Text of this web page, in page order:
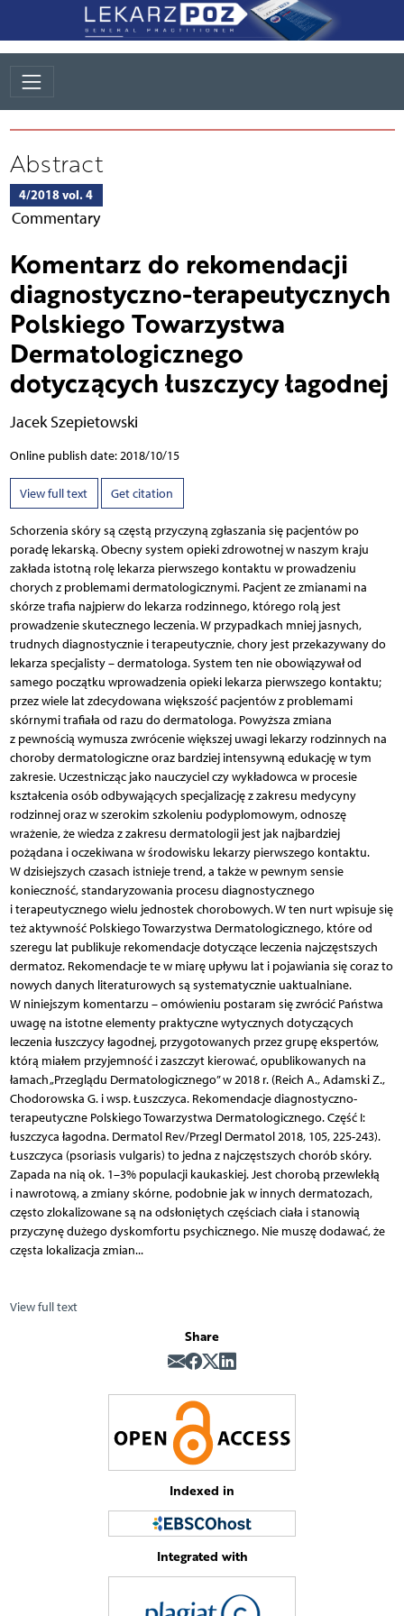
Abstract
4/2018 vol. 4
Commentary
Komentarz do rekomendacji
diagnostyczno-terapeutycznych
Polskiego Towarzystwa
Dermatologicznego
dotyczących łuszczycy łagodnej
Jacek Szepietowski
Online publish date: 2018/10/15
View full text Get citation
Schorzenia skóry są częstą przyczyną zgłaszania się pacjentów po
poradę lekarską. Obecny system opieki zdrowotnej w naszym kraju
zakłada istotną rolę lekarza pierwszego kontaktu w prowadzeniu
chorych z problemami dermatologicznymi. Pacjent ze zmianami na
skórze trafia najpierw do lekarza rodzinnego, którego rolą jest
prowadzenie skutecznego leczenia. W przypadkach mniej jasnych,
trudnych diagnostycznie i terapeutycznie, chory jest przekazywany do
lekarza specjalisty – dermatologa. System ten nie obowiązywał od
samego początku wprowadzenia opieki lekarza pierwszego kontaktu;
przez wiele lat zdecydowana większość pacjentów z problemami
skórnymi trafiała od razu do dermatologa. Powyższa zmiana
z pewnością wymusza zwrócenie większej uwagi lekarzy rodzinnych na
choroby dermatologiczne oraz bardziej intensywną edukację w tym
zakresie. Uczestnicząc jako nauczyciel czy wykładowca w procesie
kształcenia osób odbywających specjalizację z zakresu medycyny
rodzinnej oraz w szerokim szkoleniu podyplomowym, odnoszę
wrażenie, że wiedza z zakresu dermatologii jest jak najbardziej
pożądana i oczekiwana w środowisku lekarzy pierwszego kontaktu.
W dzisiejszych czasach istnieje trend, a także w pewnym sensie
konieczność, standaryzowania procesu diagnostycznego
i terapeutycznego wielu jednostek chorobowych. W ten nurt wpisuje się
też aktywność Polskiego Towarzystwa Dermatologicznego, które od
szeregu lat publikuje rekomendacje dotyczące leczenia najczęstszych
dermatoz. Rekomendacje te w miarę upływu lat i pojawiania się coraz to
nowych danych literaturowych są systematycznie uaktualniane.
W niniejszym komentarzu – omówieniu postaram się zwrócić Państwa
uwagę na istotne elementy praktyczne wytycznych dotyczących
leczenia łuszczycy łagodnej, przygotowanych przez grupę ekspertów,
którą miałem przyjemność i zaszczyt kierować, opublikowanych na
łamach „Przeglądu Dermatologicznego” w 2018 r. (Reich A., Adamski Z.,
Chodorowska G. i wsp. Łuszczyca. Rekomendacje diagnostyczno-
terapeutyczne Polskiego Towarzystwa Dermatologicznego. Część I:
łuszczyca łagodna. Dermatol Rev/Przegl Dermatol 2018, 105, 225-243).
Łuszczyca (psoriasis vulgaris) to jedna z najczęstszych chorób skóry.
Zapada na nią ok. 1–3% populacji kaukaskiej. Jest chorobą przewlekłą
i nawrotową, a zmiany skórne, podobnie jak w innych dermatozach,
często zlokalizowane są na odsłoniętych częściach ciała i stanowią
przyczynę dużego dyskomfortu psychicznego. Nie muszę dodawać, że
częsta lokalizacja zmian...
View full text
Share
Indexed in
Integrated with